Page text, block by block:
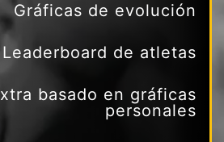
Gráficas de evolución
Leaderboard de atletas
basado en gráficas
personales